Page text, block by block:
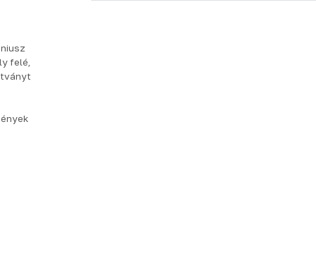
felé,